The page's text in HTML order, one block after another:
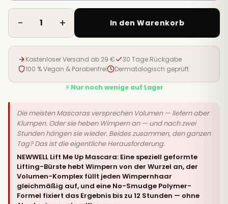
− 1 + In den Warenkorb
Kostenloser Versand ab 29 €
30 Tage Rückgabe
100 % Vegan & Parabenfrei
Dermatologisch geprüft
⚡ Nur noch wenige auf Lager
Die meisten Mascaras versprechen Volumen — liefern aber
Klumpen. Oder sie heben Wimpern an — und nach zwei
Stunden hängen sie wieder. Beides zusammen, den ganzen
Tag? Das ist die eigentliche Herausforderung.
NEWWELL Lift Me Up Mascara: Eine speziell geformte
Lifting-Bürste hebt Wimpern von der Wurzel an, der
Volumen-Komplex füllt jeden Wimpernhaar
gleichmäßig auf, und eine No-Smudge Polymer-
Formel fixiert das Ergebnis bis zu 12 Stunden — ohne